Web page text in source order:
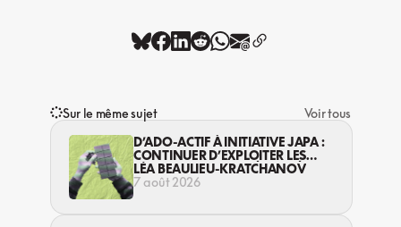
Sur le même sujet
Voir tous
D’ADO-ACTIF À INITIATIVE JAPA :
CONTINUER D’EXPLOITER LES
JEUNES… DANS LA LÉGALITÉ?
LÉA BEAULIEU-KRATCHANOV
7 août 2026